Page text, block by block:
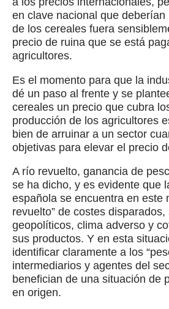
en clave nacional que
de los cereales fuera
precio de ruina que se está
agricultores.
Es el momento para que la
dé un paso al frente y se
cereales un precio que cubra
producción de los agricultores
bien de arruinar a un sector
objetivas para elevar el precio
A río revuelto, ganancia de
se ha dicho, y es evidente que
española se encuentra en este
revuelto” de costes disparados,
geopolíticos, clima adverso y
sus productos. Y en esta
identificar claramente a los
intermediarios y agentes del
benefician de una situación de
en origen.